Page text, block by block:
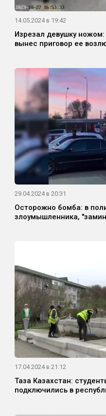
14.05.2024 в 19:42
Изрезал девушку
вынес приговор ее
29.04.2024 в 20:31
Осторожно бомба: в
злоумышленника,
17.04.2024 в 21:12
Таза Казахстан:
подключились в